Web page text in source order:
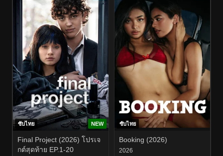
ซับไทย NEW
Final Project (2026) โปรเจ
กต์สุดท้าย EP.1-20
ซับไทย
Booking (2026)
2026